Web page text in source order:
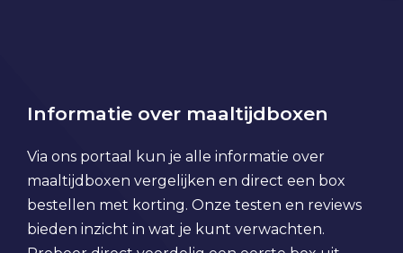
Informatie over maaltijdboxen
Via ons portaal kun je alle informatie over
maaltijdboxen vergelijken en direct een box
bestellen met korting. Onze testen en reviews
bieden inzicht in wat je kunt verwachten.